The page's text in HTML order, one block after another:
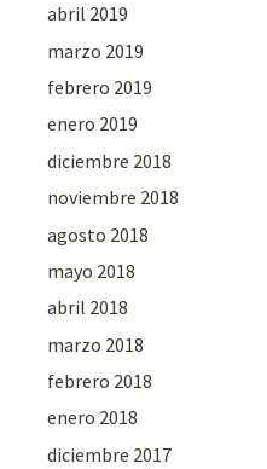
abril 2019
marzo 2019
febrero 2019
enero 2019
diciembre 2018
noviembre 2018
agosto 2018
mayo 2018
abril 2018
marzo 2018
febrero 2018
enero 2018
diciembre 2017